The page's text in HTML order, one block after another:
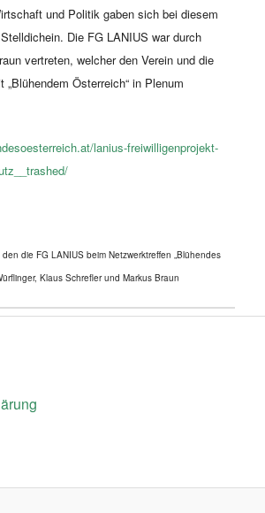
und Politik gaben sich bei diesem
Die FG LANIUS war durch
vertreten, welcher den Verein und die
Österreich“ in Plenum
lanius-freiwilligenprojekt-
die FG LANIUS beim Netzwerktreffen „Blühendes
Klaus Schrefler und Markus Braun